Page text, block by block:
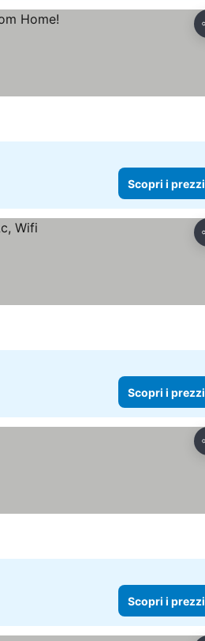
Scopri i prezzi
Scopri i prezzi
Scopri i prezzi